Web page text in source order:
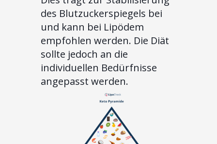
des Blutzuckerspiegels bei
und kann bei Lipödem
empfohlen werden. Die Diät
sollte jedoch an die
individuellen Bedürfnisse
angepasst werden.